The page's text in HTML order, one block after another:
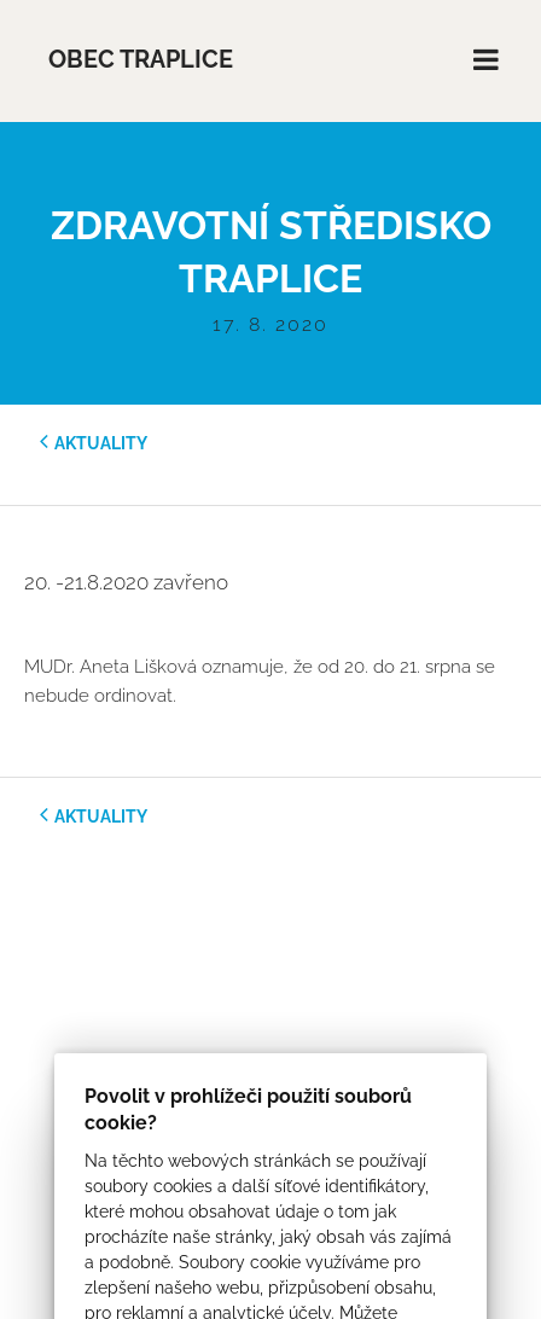
Povolit v prohlížeči použití souborů
cookie?
Na těchto webových stránkách se používají
soubory cookies a další síťové identifikátory,
které mohou obsahovat údaje o tom jak
procházíte naše stránky, jaký obsah vás zajímá
a podobně. Soubory cookie využíváme pro
zlepšení našeho webu, přizpůsobení obsahu,
pro reklamní a analytické účely. Můžete
OBEC TRAPLICE
ZDRAVOTNÍ STŘEDISKO
TRAPLICE
17. 8. 2020
AKTUALITY
20. -21.8.2020 zavřeno
MUDr. Aneta Lišková oznamuje, že od 20. do 21. srpna se
nebude ordinovat.
AKTUALITY